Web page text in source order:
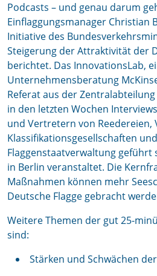
Podcasts – und genau darum
Einflaggungsmanager Christian
Initiative des
Steigerung der Attraktivität der
berichtet. Das InnovationsLab,
Unternehmensberatung
Referat aus der
in den letzten Wochen
und Vertretern von Reedereien,
Klassifikationsgesellschaften
Flaggenstaatverwaltung geführt
in Berlin veranstaltet. Die
Maßnahmen können mehr
Deutsche Flagge gebracht
Weitere Themen der gut 25-
sind:
Stärken und Schwächen